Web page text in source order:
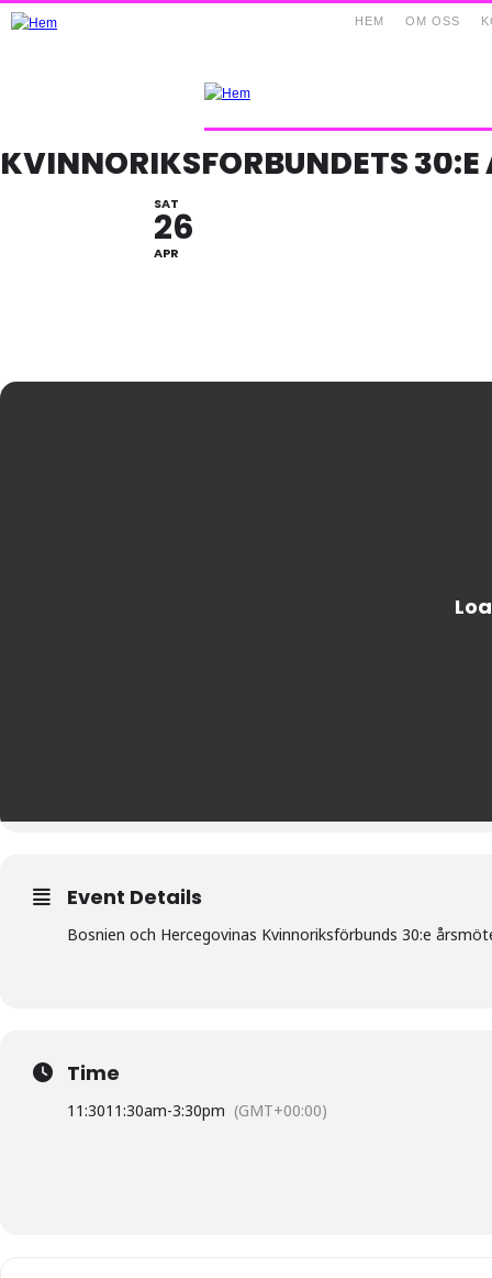
OM OSS
HEM
KVINNORIKSFÖRBUNDETS 30:E
SAT
26
APR
Event Details
Bosnien och Hercegovinas Kvinnoriksförbunds 30:e
Time
11:3011:30am-3:30pm (GMT+00:00)